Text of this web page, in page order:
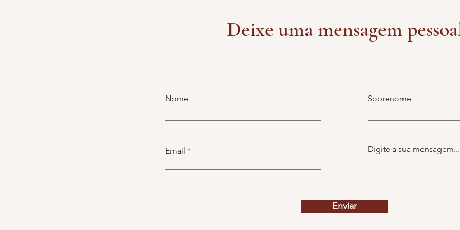
Deixe uma mensagem
Nome
Email
Sobrenome
Digite a sua mensagem...
Enviar